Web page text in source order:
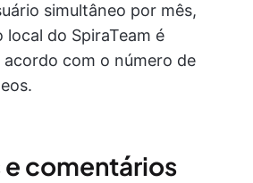
simultâneo por mês,
do SpiraTeam é
com o número de
comentários